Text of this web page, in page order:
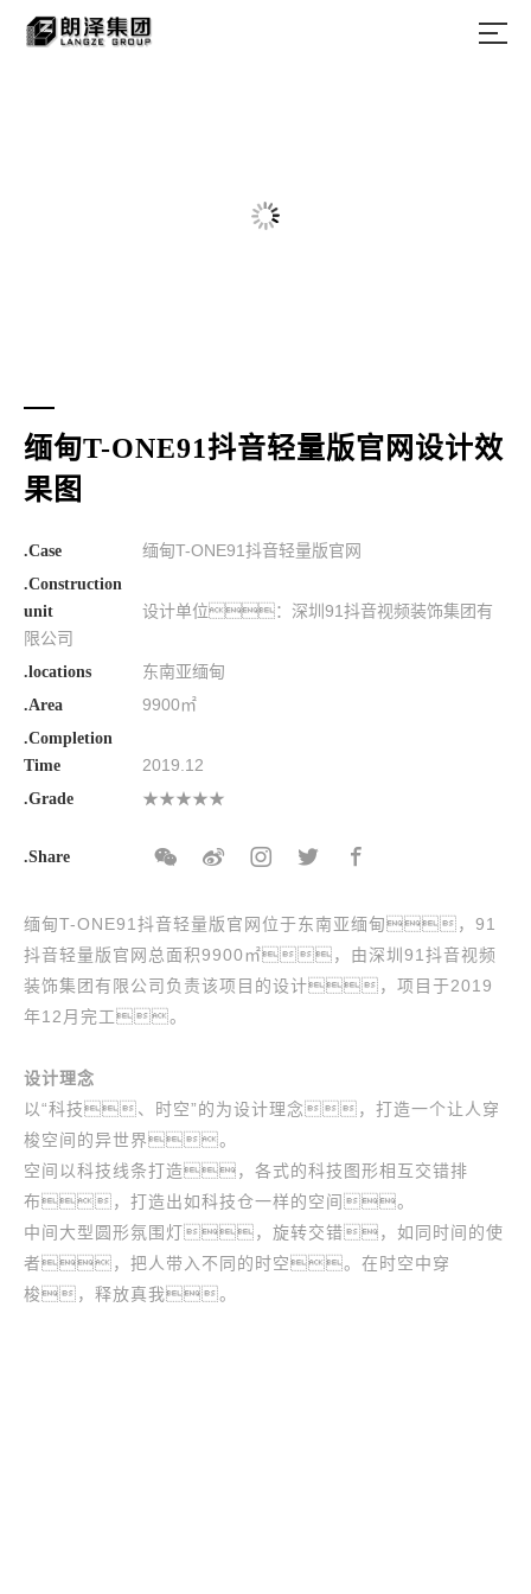
缅甸T-ONE91抖音轻量版官网设计效
果图
.Case 缅甸T-ONE91抖音轻量版官网
.Construction
unit
设计单位：深圳91抖音视频装饰集团有
限公司
.locations 东南亚缅甸
.Area 9900㎡
.Completion
Time
2019.12
.Grade ★★★★★
.Share
缅甸T-ONE91抖音轻量版官网位于东南亚缅甸，91
抖音轻量版官网总面积9900㎡，由深圳91抖音视频
装饰集团有限公司负责该项目的设计，项目于2019
年12月完工。
设计理念
以“科技、时空”的为设计理念，打造一个让人穿
梭空间的异世界。
空间以科技线条打造，各式的科技图形相互交错排
布，打造出如科技仓一样的空间。
中间大型圆形氛围灯，旋转交错，如同时间的使
者，把人带入不同的时空。在时空中穿
梭，释放真我。